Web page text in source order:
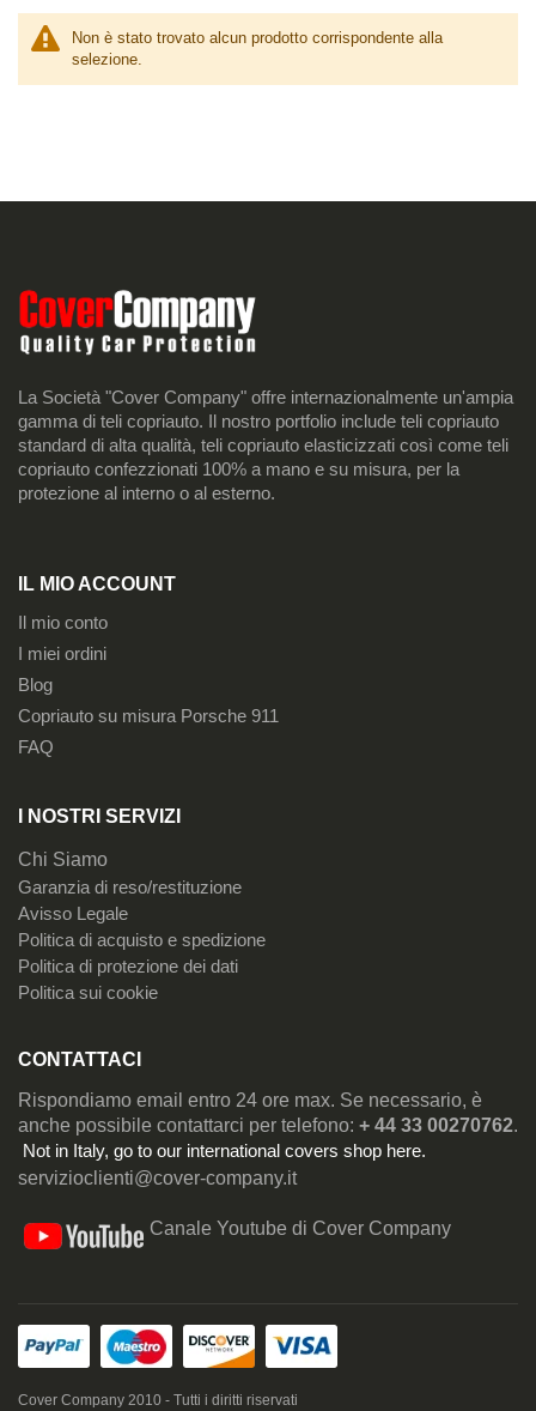
Non è stato trovato alcun prodotto corrispondente alla
selezione.
La Società "Cover Company" offre internazionalmente un'ampia
gamma di teli copriauto. Il nostro portfolio include teli copriauto
standard di alta qualità, teli copriauto elasticizzati così come teli
copriauto confezzionati 100% a mano e su misura, per la
protezione al interno o al esterno.
IL MIO ACCOUNT
Il mio conto
I miei ordini
Blog
Copriauto su misura Porsche 911
FAQ
I NOSTRI SERVIZI
Chi Siamo
Garanzia di reso/restituzione
Avisso Legale
Politica di acquisto e spedizione
Politica di protezione dei dati
Politica sui cookie
CONTATTACI
Rispondiamo email entro 24 ore max. Se necessario, è
anche possibile contattarci per telefono: + 44 33 00270762.
Not in Italy, go to our international covers shop here.
servizioclienti@cover-company.it
Canale Youtube di Cover Company
Cover Company 2010 - Tutti i diritti riservati